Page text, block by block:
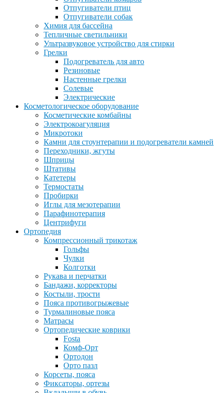
Отпугиватели птиц
Отпугиватели собак
Химия для бассейна
Тепличные светильники
Ультразвуковое устройство для стирки
Грелки
Подогреватель для авто
Резиновые
Настенные грелки
Солевые
Электрические
Косметологическое оборудование
Косметические комбайны
Электрокоагуляция
Микротоки
Камни для стоунтерапии и подогреватели камней
Переходники, жгуты
Шприцы
Штативы
Катетеры
Термостаты
Пробирки
Иглы для мезотерапии
Парафинотерапия
Центрифуги
Ортопедия
Компрессионный трикотаж
Гольфы
Чулки
Колготки
Рукава и перчатки
Бандажи, корректоры
Костыли, трости
Пояса противогрыжевые
Турмалиновые пояса
Матрасы
Ортопедические коврики
Fosta
Комф-Орт
Ортодон
Орто пазл
Корсеты, пояса
Фиксаторы, ортезы